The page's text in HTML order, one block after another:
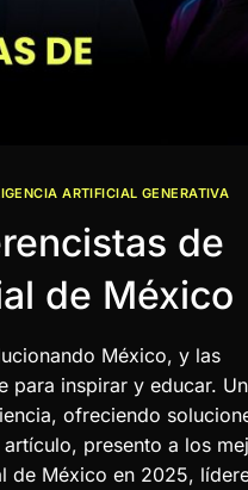
ARTIFICIAL GENERATIVA
de
de México
México, y las
para inspirar y educar.
ofreciendo
presento a los
de México en 2025,